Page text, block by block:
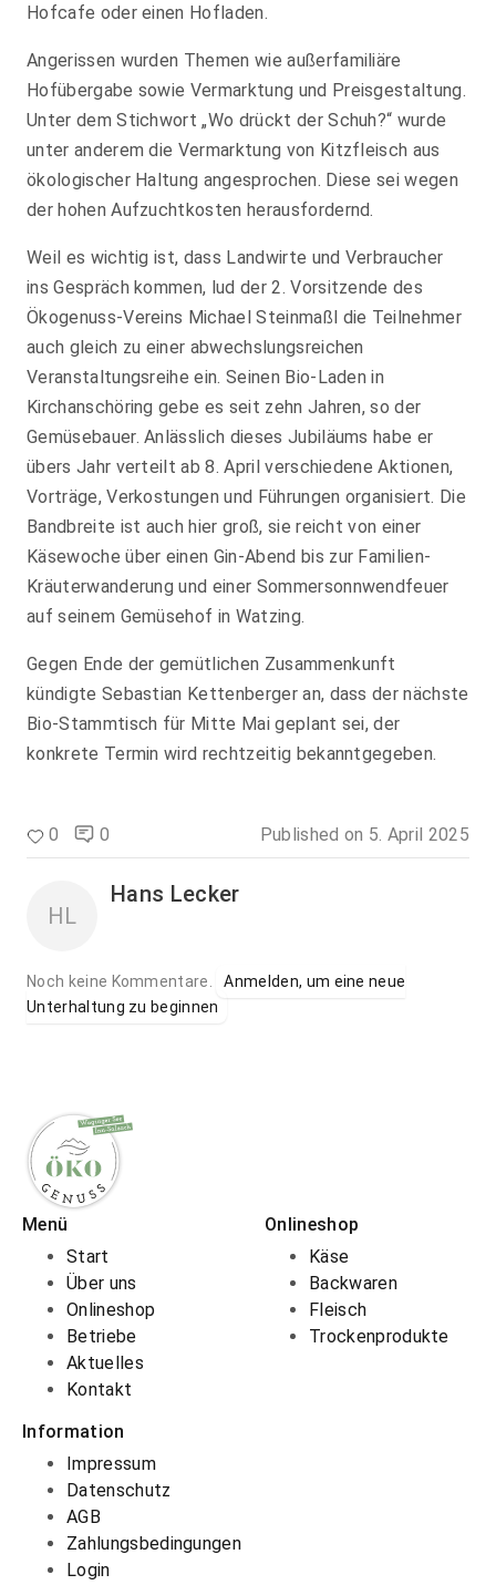
Hofcafe oder einen Hofladen.
Angerissen wurden Themen wie außerfamiliäre
Hofübergabe sowie Vermarktung und Preisgestaltung.
Unter dem Stichwort „Wo drückt der Schuh?“ wurde
unter anderem die Vermarktung von Kitzfleisch aus
ökologischer Haltung angesprochen. Diese sei wegen
der hohen Aufzuchtkosten herausfordernd.
Weil es wichtig ist, dass Landwirte und Verbraucher
ins Gespräch kommen, lud der 2. Vorsitzende des
Ökogenuss-Vereins Michael Steinmaßl die Teilnehmer
auch gleich zu einer abwechslungsreichen
Veranstaltungsreihe ein. Seinen Bio-Laden in
Kirchanschöring gebe es seit zehn Jahren, so der
Gemüsebauer. Anlässlich dieses Jubiläums habe er
übers Jahr verteilt ab 8. April verschiedene Aktionen,
Vorträge, Verkostungen und Führungen organisiert. Die
Bandbreite ist auch hier groß, sie reicht von einer
Käsewoche über einen Gin-Abend bis zur Familien-
Kräuterwanderung und einer Sommersonnwendfeuer
auf seinem Gemüsehof in Watzing.
Gegen Ende der gemütlichen Zusammenkunft
kündigte Sebastian Kettenberger an, dass der nächste
Bio-Stammtisch für Mitte Mai geplant sei, der
konkrete Termin wird rechtzeitig bekanntgegeben.
0 0 Published on 5. April 2025
HL
Hans Lecker
Noch keine Kommentare.
Anmelden, um eine neue
Unterhaltung zu beginnen
Menü
Start
Über uns
Onlineshop
Betriebe
Aktuelles
Kontakt
Onlineshop
Käse
Backwaren
Fleisch
Trockenprodukte
Information
Impressum
Datenschutz
AGB
Zahlungsbedingungen
Login